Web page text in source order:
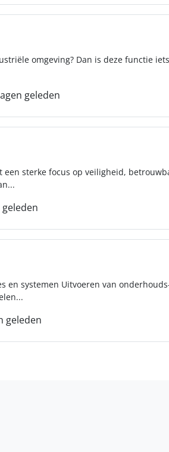
omgeving? Dan is deze functie
geleden
sterke focus op veiligheid,
systemen Uitvoeren van
geleden